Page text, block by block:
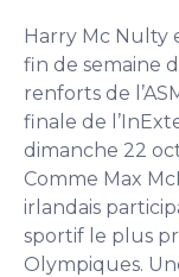
Harry Mc Nulty
fin de semaine
renforts de
finale de
dimanche 22
Comme Max
irlandais
sportif le plus
Olympiques.